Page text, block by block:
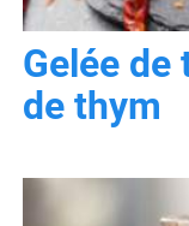
Gelée
de thym